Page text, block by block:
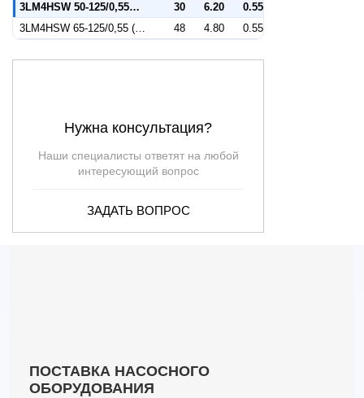
3LM4HSW 50-125/0,55R (Артикул 1294039104)
30 6.20
0.55
3LM4HSW 65-125/0,55 (Артикул 1341339104)
48 4.80 0.55
Нужна консультация?
Наши специалисты ответят на любой
интересующий вопрос
ЗАДАТЬ ВОПРОС
ПОСТАВКА НАСОСНОГО
ОБОРУДОВАНИЯ